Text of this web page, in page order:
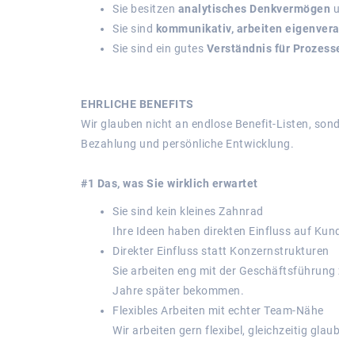
Sie besitzen analytisches Denkvermögen
Sie sind kommunikativ, arbeiten
Sie sind ein gutes Verständnis für
EHRLICHE BENEFITS
Wir glauben nicht an endlose Benefit-Listen,
Bezahlung und persönliche Entwicklung.
#1 Das, was Sie wirklich erwartet
Sie sind kein kleines Zahnrad
Ihre Ideen haben direkten Einfluss auf
Direkter Einfluss statt Konzernstrukturen
Sie arbeiten eng mit der
Jahre später bekommen.
Flexibles Arbeiten mit echter Team-Nähe
Wir arbeiten gern flexibel, gleichzeitig